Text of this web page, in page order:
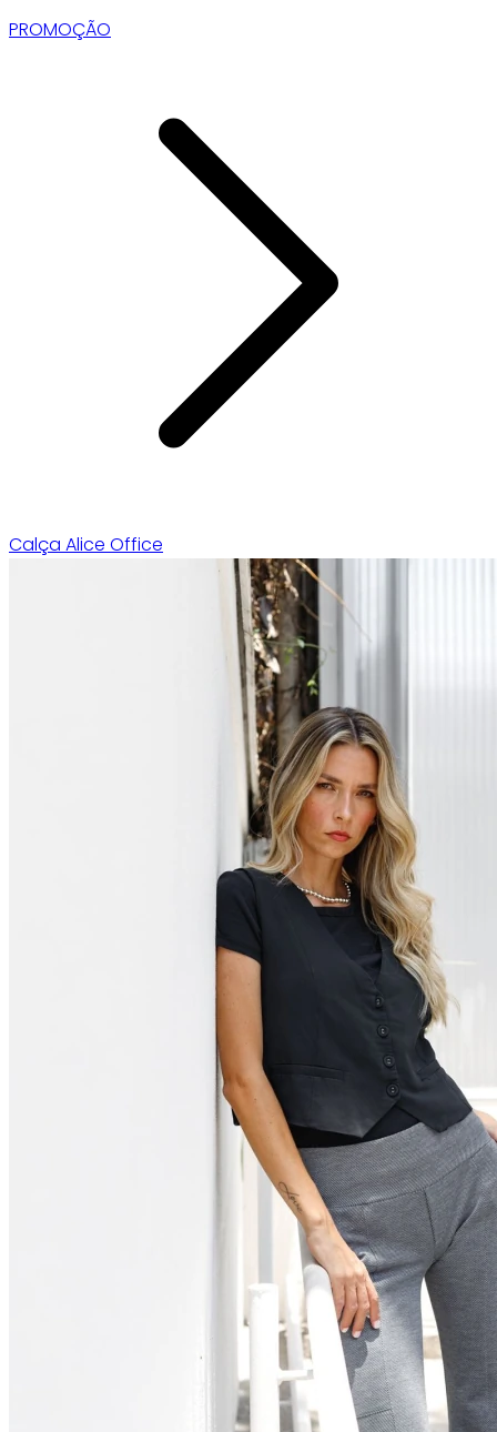
PROMOÇÃO
Calça Alice Office